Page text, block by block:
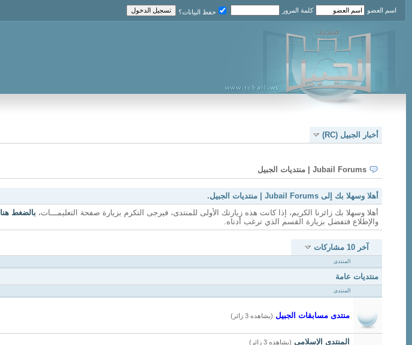
اسم العضو كلمة المرور حفظ البيانات؟
أخبار الجبيل (RC)
Jubail Forums | منتديات الجبيل
أهلا وسهلا بك إلى Jubail Forums | منتديات الجبيل.
أهلا وسهلا بك زائرنا الكريم، إذا كانت هذه زيارتك الأولى للمنتدى، فيرجى التكرم بزيارة صفحة التعليمـــات، بالضغط هنا
والإطلاع فتفضل بزيارة القسم الذي ترغب أدناه.
آخر 10 مشاركات
المنتدى
منتديات عامة
المنتدى
منتدى مسابقات الجبيل (يشاهده 3 زائر)
المنتدى الإسلامي (يشاهده 3 زائر)